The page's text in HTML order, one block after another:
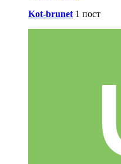
Kot-brunet 1 пост